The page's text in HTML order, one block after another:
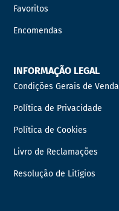
Favoritos
Encomendas
INFORMAÇÃO LEGAL
Condições Gerais de Venda
Política de Privacidade
Política de Cookies
Livro de Reclamações
Resolução de Litígios